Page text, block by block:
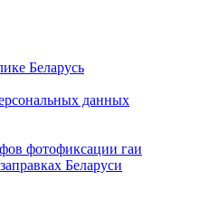
Беларусь
данных
фотофиксации гаи
Беларуси